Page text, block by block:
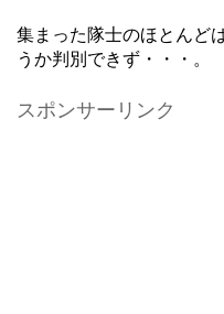
集まった隊士のほとんど
うか判別できず・・・。
スポンサーリンク